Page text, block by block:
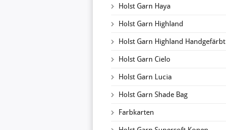
Holst Garn Haya
Holst Garn Highland
Holst Garn Highland Handgefärbt
Holst Garn Cielo
Holst Garn Lucia
Holst Garn Shade Bag
Farbkarten